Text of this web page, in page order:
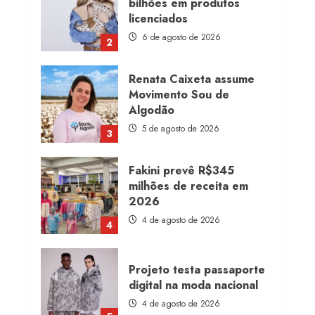
3
Movimento Sou de
Algodão
5 de agosto de 2026
4
Fakini prevê R$345
milhões de receita em
2026
4 de agosto de 2026
5
Projeto testa passaporte
digital na moda nacional
Dia dos Pais reforça
retomada da moda no
varejo
7 de agosto de 2026